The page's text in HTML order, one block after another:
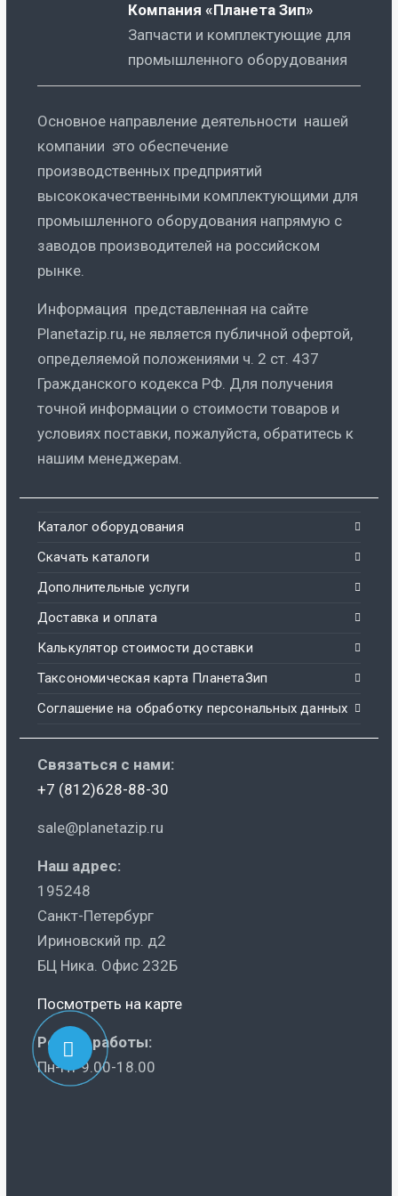
Компания «Планета Зип»
Запчасти и комплектующие для
промышленного оборудования
Основное направление деятельности нашей
компании это обеспечение
производственных предприятий
высококачественными комплектующими для
промышленного оборудования напрямую с
заводов производителей на российском
рынке.
Информация представленная на сайте
Planetazip.ru, не является публичной офертой,
определяемой положениями ч. 2 ст. 437
Гражданского кодекса РФ. Для получения
точной информации о стоимости товаров и
условиях поставки, пожалуйста, обратитесь к
нашим менеджерам.
Каталог оборудования
Скачать каталоги
Дополнительные услуги
Доставка и оплата
Калькулятор стоимости доставки
Таксономическая карта ПланетаЗип
Соглашение на обработку персональных данных
Связаться с нами:
+7 (812)628-88-30
sale@planetazip.ru
Наш адрес:
195248
Санкт-Петербург
Ириновский пр. д2
БЦ Ника. Офис 232Б
Посмотреть на карте
Режим работы:
Пн-Пт 9.00-18.00